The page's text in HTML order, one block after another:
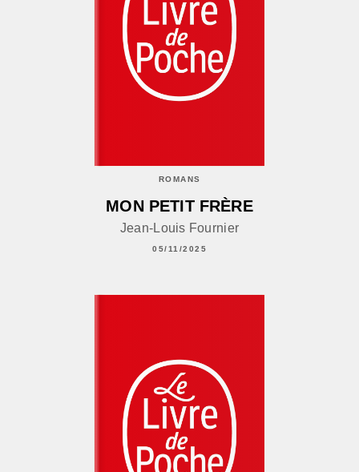
ROMANS
MON PETIT FRÈRE
Jean-Louis Fournier
05/11/2025